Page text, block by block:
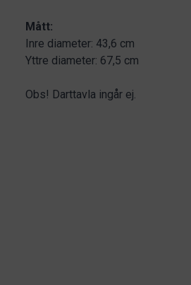
Mått:
Inre diameter: 43,6 cm
Yttre diameter: 67,5 cm
Obs! Darttavla ingår ej.